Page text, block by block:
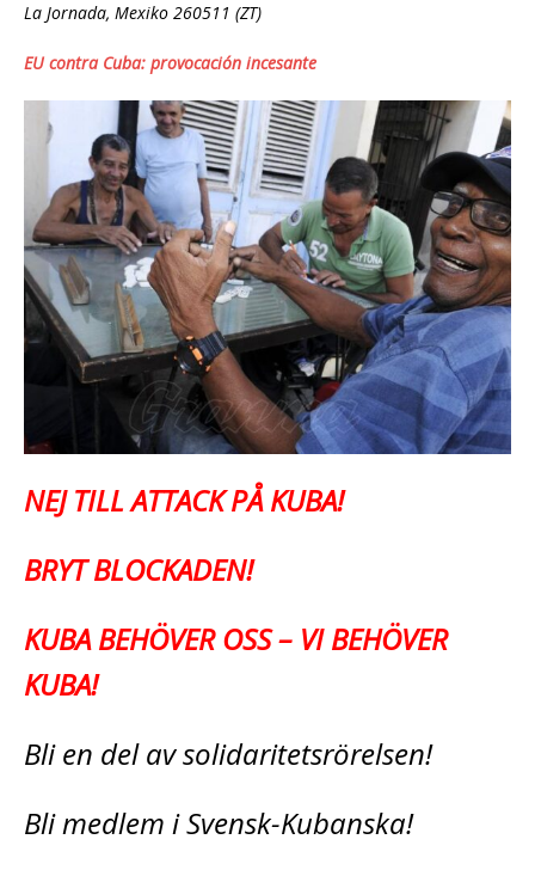
La Jornada, Mexiko 260511 (ZT)
EU contra Cuba: provocación incesante
NEJ TILL ATTACK PÅ KUBA!
BRYT BLOCKADEN!
KUBA BEHÖVER OSS – VI BEHÖVER
KUBA!
Bli en del av solidaritetsrörelsen!
Bli medlem i Svensk-Kubanska!